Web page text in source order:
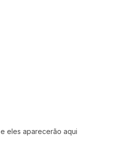
eles aparecerão aqui